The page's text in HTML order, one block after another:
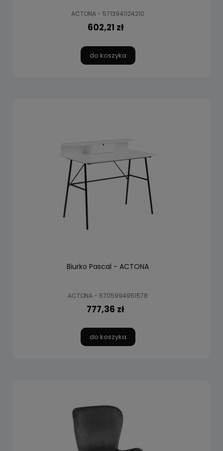
ACTONA - 5713941124210
602,21 zł
do koszyka
Biurko Pascal - ACTONA
ACTONA - 5705994951578
777,36 zł
do koszyka